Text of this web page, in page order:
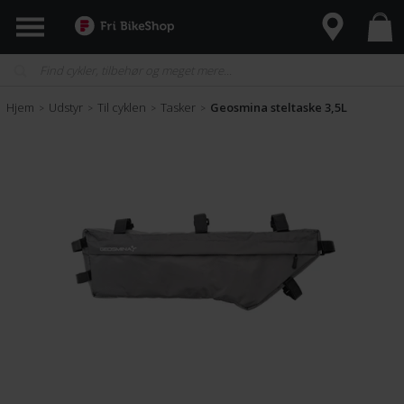
Hjem > Udstyr > Til cyklen > Tasker > Geosmina steltaske 3,5L